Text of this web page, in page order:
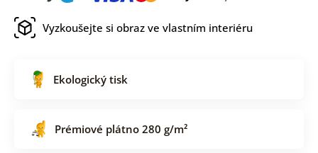
Vyzkoušejte si obraz ve vlastním interiéru
Ekologický tisk
Prémiové plátno 280 g/m²